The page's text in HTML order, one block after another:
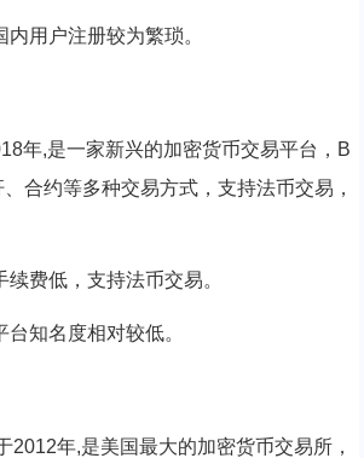
内用户注册较为繁琐。
年,是一家新兴的加密货币交易平台，B
合约等多种交易方式，支持法币交易，
续费低，支持法币交易。
台知名度相对较低。
2012年,是美国最大的加密货币交易所，